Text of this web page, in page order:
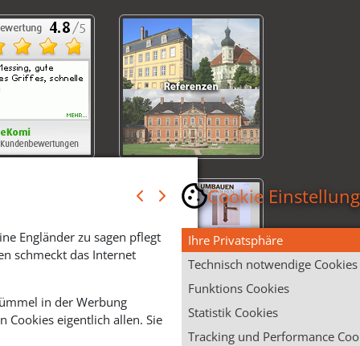
Engländer zu sagen pflegt
schmeckt das Internet
in der Werbung
Cookies eigentlich allen. Sie
Cookie
Ihre Privatsphäre
Technisch notwendige Cookies
Funktions Cookies
Statistik Cookies
Tracking und Performance